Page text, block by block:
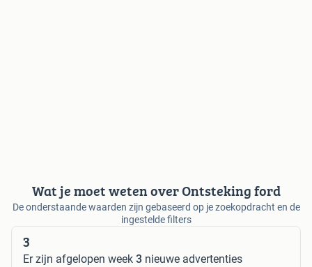
Wat je moet weten over Ontsteking ford
De onderstaande waarden zijn gebaseerd op je zoekopdracht en de
ingestelde filters
3
Er zijn afgelopen week 3 nieuwe advertenties